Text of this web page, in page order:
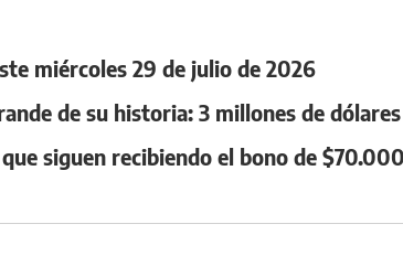
miércoles 29 de julio de 2026
de su historia: 3 millones de
siguen recibiendo el bono de